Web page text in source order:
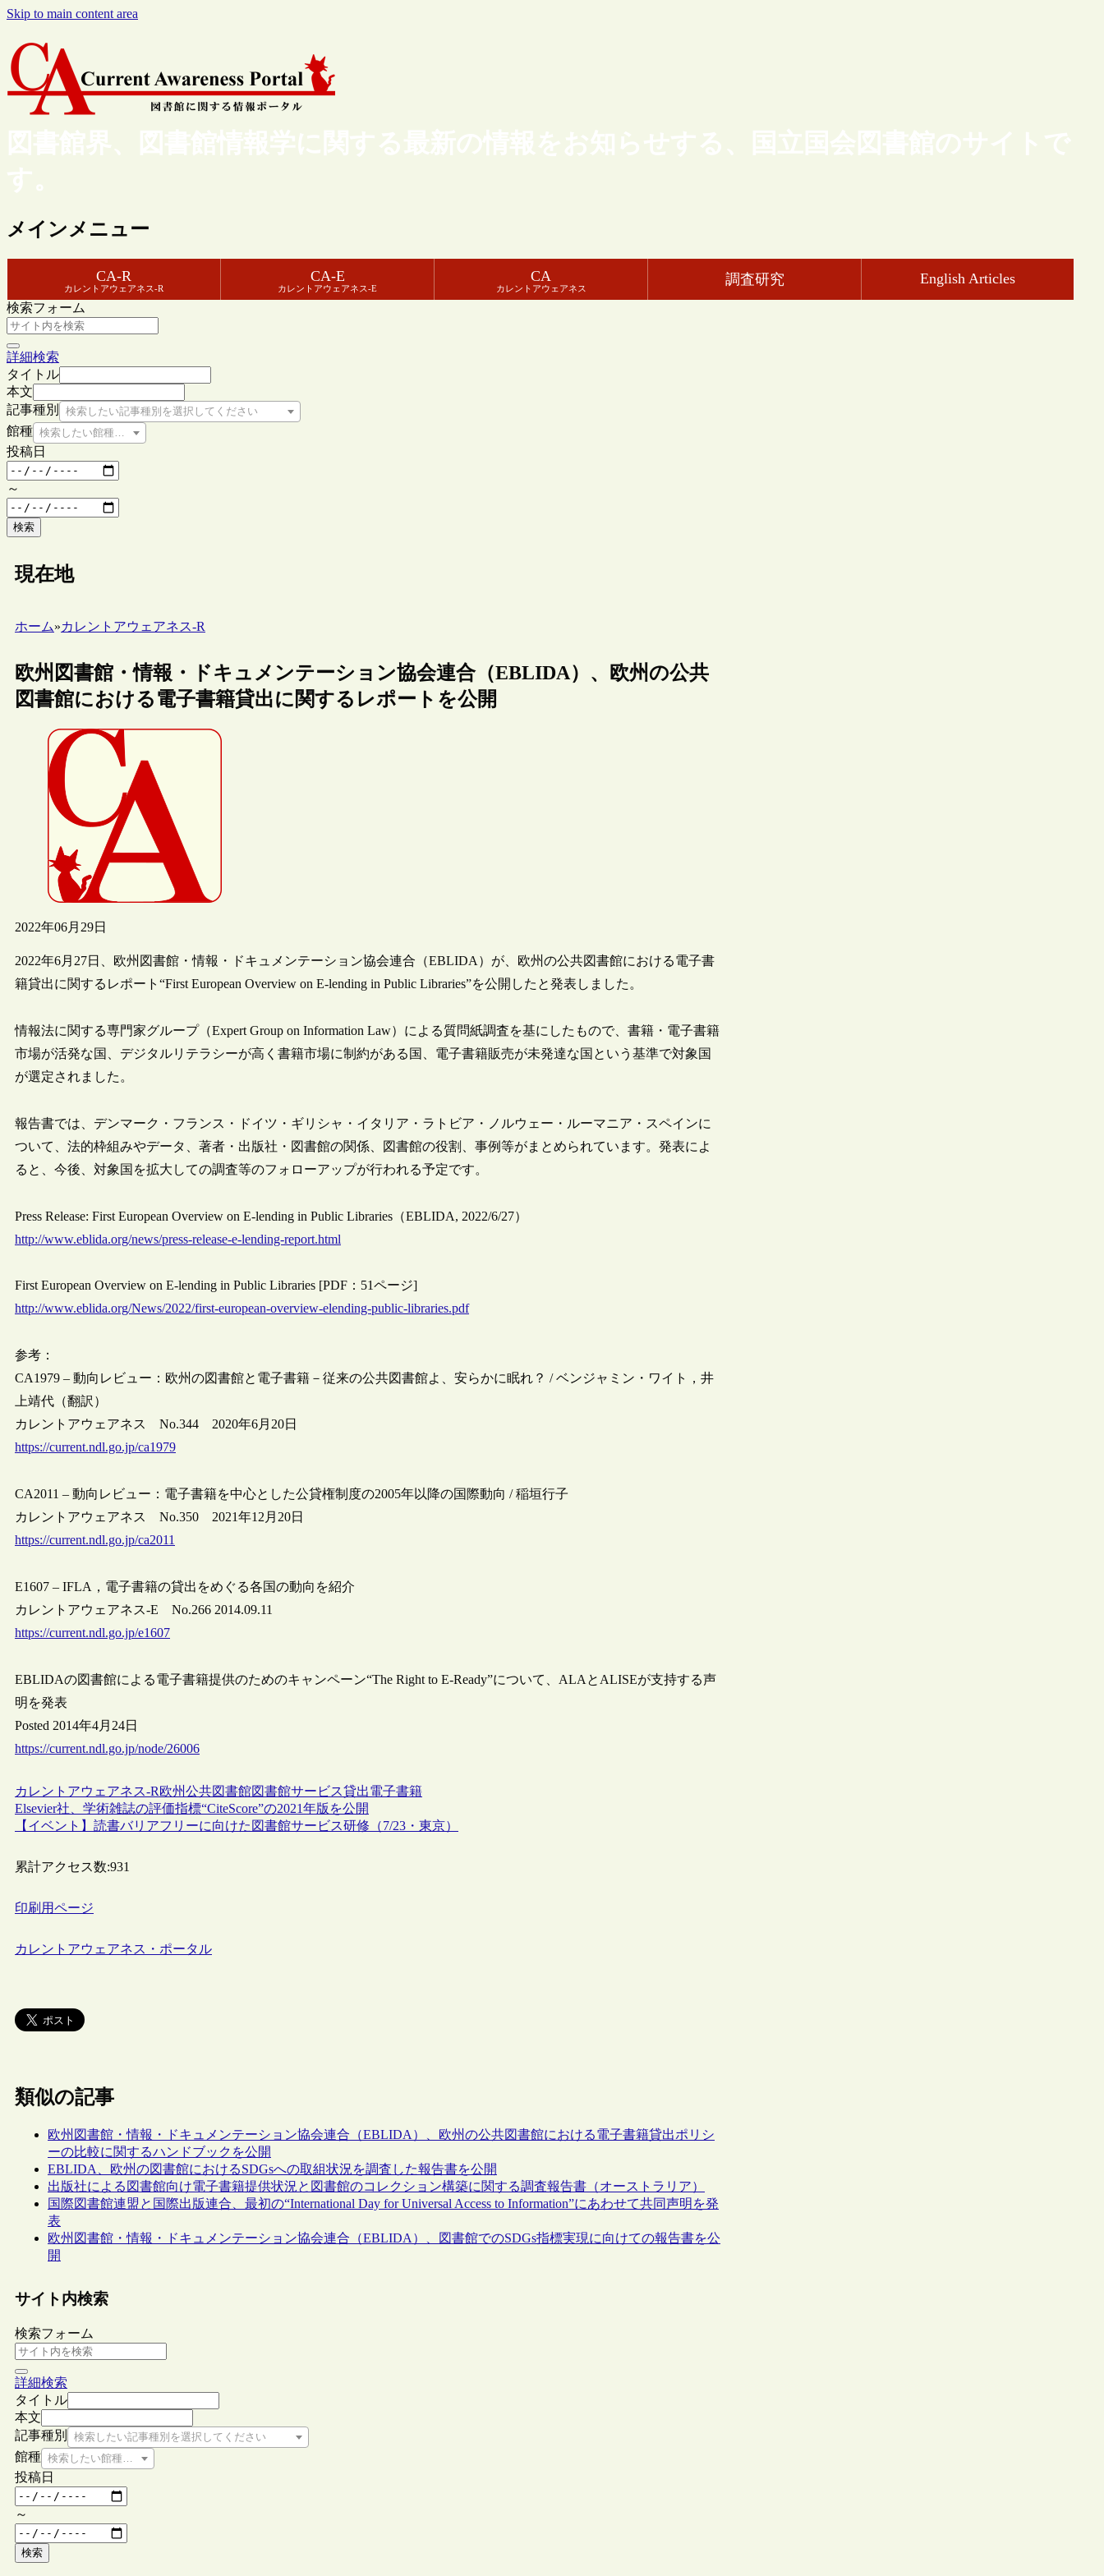
Skip to main content area
図書館界、図書館情報学に関する最新の情報をお知らせする、国立国会図書館のサイトで
す。
メインメニュー
CA-R
カレントアウェアネス-R
CA-E
カレントアウェアネス-E
CA
カレントアウェアネス
調査研究 English Articles
検索フォーム
詳細検索
タイトル
本文
記事種別
検索したい記事種別を選択してください
館種 検索したい館種を選択してください
投稿日
～
検索
現在地
ホーム»カレントアウェアネス-R
欧州図書館・情報・ドキュメンテーション協会連合（EBLIDA）、欧州の公共
図書館における電子書籍貸出に関するレポートを公開
2022年06月29日
2022年6月27日、欧州図書館・情報・ドキュメンテーション協会連合（EBLIDA）が、欧州の公共図書館における電子書
籍貸出に関するレポート“First European Overview on E-lending in Public Libraries”を公開したと発表しました。
情報法に関する専門家グループ（Expert Group on Information Law）による質問紙調査を基にしたもので、書籍・電子書籍
市場が活発な国、デジタルリテラシーが高く書籍市場に制約がある国、電子書籍販売が未発達な国という基準で対象国
が選定されました。
報告書では、デンマーク・フランス・ドイツ・ギリシャ・イタリア・ラトビア・ノルウェー・ルーマニア・スペインに
ついて、法的枠組みやデータ、著者・出版社・図書館の関係、図書館の役割、事例等がまとめられています。発表によ
ると、今後、対象国を拡大しての調査等のフォローアップが行われる予定です。
Press Release: First European Overview on E-lending in Public Libraries（EBLIDA, 2022/6/27）
http://www.eblida.org/news/press-release-e-lending-report.html
First European Overview on E-lending in Public Libraries [PDF：51ページ]
http://www.eblida.org/News/2022/first-european-overview-elending-public-libraries.pdf
参考：
CA1979 – 動向レビュー：欧州の図書館と電子書籍－従来の公共図書館よ、安らかに眠れ？ / ベンジャミン・ワイト，井
上靖代（翻訳）
カレントアウェアネス No.344 2020年6月20日
https://current.ndl.go.jp/ca1979
CA2011 – 動向レビュー：電子書籍を中心とした公貸権制度の2005年以降の国際動向 / 稲垣行子
カレントアウェアネス No.350 2021年12月20日
https://current.ndl.go.jp/ca2011
E1607 – IFLA，電子書籍の貸出をめぐる各国の動向を紹介
カレントアウェアネス-E No.266 2014.09.11
https://current.ndl.go.jp/e1607
EBLIDAの図書館による電子書籍提供のためのキャンペーン“The Right to E-Ready”について、ALAとALISEが支持する声
明を発表
Posted 2014年4月24日
https://current.ndl.go.jp/node/26006
カレントアウェアネス-R欧州公共図書館図書館サービス貸出電子書籍
Elsevier社、学術雑誌の評価指標“CiteScore”の2021年版を公開
【イベント】読書バリアフリーに向けた図書館サービス研修（7/23・東京）
累計アクセス数:931
印刷用ページ
カレントアウェアネス・ポータル
類似の記事
欧州図書館・情報・ドキュメンテーション協会連合（EBLIDA）、欧州の公共図書館における電子書籍貸出ポリシ
ーの比較に関するハンドブックを公開
EBLIDA、欧州の図書館におけるSDGsへの取組状況を調査した報告書を公開
出版社による図書館向け電子書籍提供状況と図書館のコレクション構築に関する調査報告書（オーストラリア）
国際図書館連盟と国際出版連合、最初の“International Day for Universal Access to Information”にあわせて共同声明を発
表
欧州図書館・情報・ドキュメンテーション協会連合（EBLIDA）、図書館でのSDGs指標実現に向けての報告書を公
開
サイト内検索
検索フォーム
詳細検索
タイトル
本文
記事種別
検索したい記事種別を選択してください
館種 検索したい館種を選択してください
投稿日
～
検索